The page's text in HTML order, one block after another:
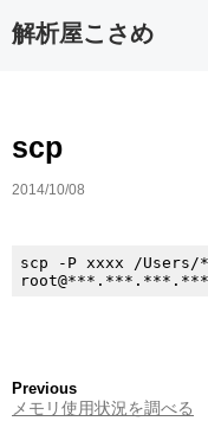
解析屋こさめ
scp
2014/10/08
scp -P xxxx /
Previous
メモリ使用状況を調べる